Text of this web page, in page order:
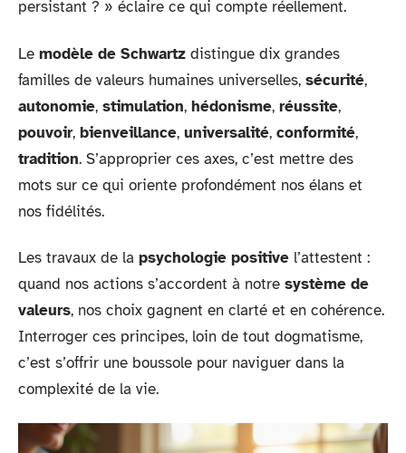
persistant ? » éclaire ce qui compte réellement.
Le modèle de Schwartz distingue dix grandes
familles de valeurs humaines universelles, sécurité,
autonomie, stimulation, hédonisme, réussite,
pouvoir, bienveillance, universalité, conformité,
tradition. S’approprier ces axes, c’est mettre des
mots sur ce qui oriente profondément nos élans et
nos fidélités.
Les travaux de la psychologie positive l’attestent :
quand nos actions s’accordent à notre système de
valeurs, nos choix gagnent en clarté et en cohérence.
Interroger ces principes, loin de tout dogmatisme,
c’est s’offrir une boussole pour naviguer dans la
complexité de la vie.